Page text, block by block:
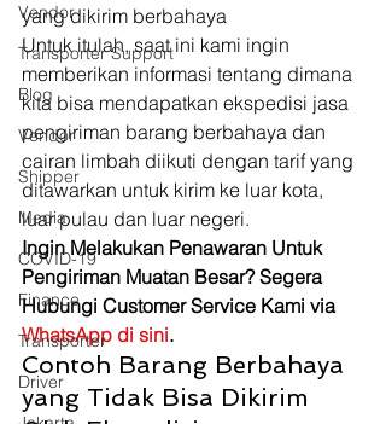
Vendor
Transporter Support
Blog
Vendor
Shipper
Media
COVID-19
Finance
Transporter
Driver
yang dikirim berbahaya
Untuk itulah, saat ini kami ingin
memberikan informasi tentang dimana
kita bisa mendapatkan ekspedisi jasa
pengiriman barang berbahaya dan
cairan limbah diikuti dengan tarif yang
ditawarkan untuk kirim ke luar kota,
luar pulau dan luar negeri.
Ingin Melakukan Penawaran Untuk
Pengiriman Muatan Besar? Segera
Hubungi Customer Service Kami via
WhatsApp di sini.
Contoh Barang Berbahaya
yang Tidak Bisa Dikirim